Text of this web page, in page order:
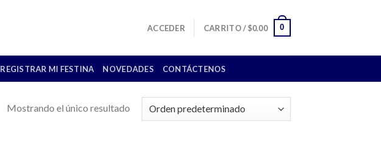
ACCEDER CARRITO /$0.00 0
REGISTRAR MI FESTINA NOVEDADES CONTÁCTENOS
Mostrando el único resultado